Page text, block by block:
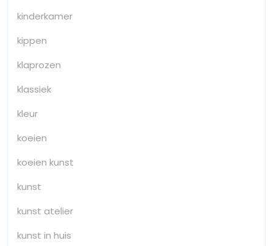
kinderkamer
kippen
klaprozen
klassiek
kleur
koeien
koeien kunst
kunst
kunst atelier
kunst in huis